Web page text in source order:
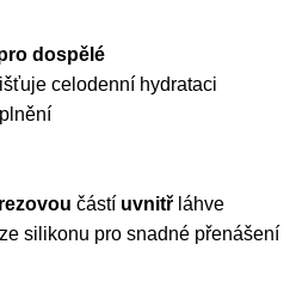
dospělé
celodenní hydrataci
částí uvnitř láhve
ze silikonu pro snadné přenášení